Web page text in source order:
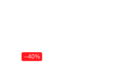
--40%